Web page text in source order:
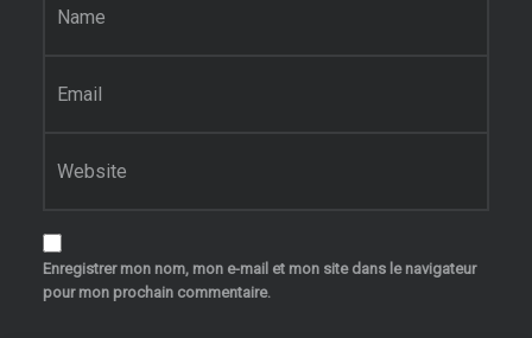
Enregistrer mon nom, mon e-mail et mon site dans le navigateur
pour mon prochain commentaire.